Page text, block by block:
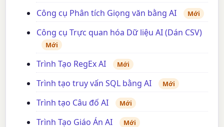
Công cụ Phân tích Giọng văn bằng AI Mới
Công cụ Trực quan hóa Dữ liệu AI (Dán CSV)
Mới
Trình Tạo RegEx AI Mới
Trình tạo truy vấn SQL bằng AI Mới
Trình tạo Câu đố AI Mới
Trình Tạo Giáo Án AI Mới